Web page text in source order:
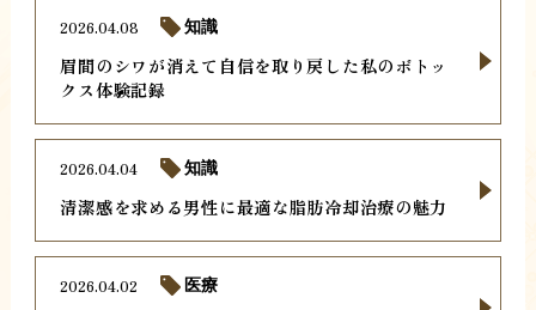
眉間のシワが消えて自信を取り戻した私のボトッ
クス体験記録
2026.04.08 知識
清潔感を求める男性に最適な脂肪冷却治療の魅力
2026.04.04 知識
2026.04.02 医療